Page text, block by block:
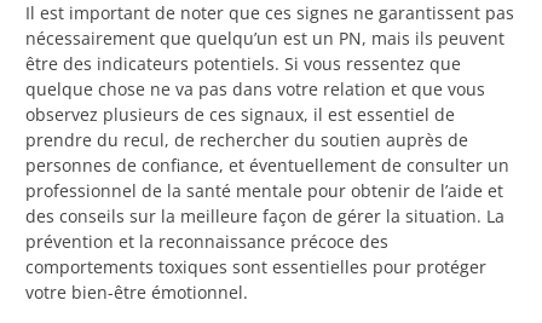
Il est important de noter que ces signes ne garantissent pas
nécessairement que quelqu’un est un PN, mais ils peuvent
être des indicateurs potentiels. Si vous ressentez que
quelque chose ne va pas dans votre relation et que vous
observez plusieurs de ces signaux, il est essentiel de
prendre du recul, de rechercher du soutien auprès de
personnes de confiance, et éventuellement de consulter un
professionnel de la santé mentale pour obtenir de l’aide et
des conseils sur la meilleure façon de gérer la situation. La
prévention et la reconnaissance précoce des
comportements toxiques sont essentielles pour protéger
votre bien-être émotionnel.